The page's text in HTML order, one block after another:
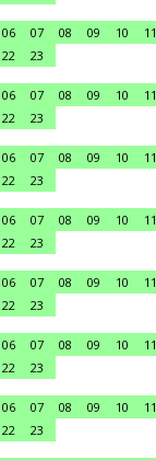
06 07 08 09 10 11
22
23
06 07 08 09 10 11
22
23
06 07 08 09 10 11
22
23
06 07 08 09 10 11
22
23
06 07 08 09 10 11
22
23
06 07 08 09 10 11
22
23
06 07 08 09 10 11
22
23